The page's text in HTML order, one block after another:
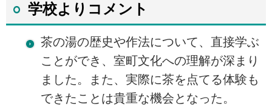
学校よりコメント
茶の湯の歴史や作法について、直接学ぶ
ことができ、室町文化への理解が深まり
ました。また、実際に茶を点てる体験も
できたことは貴重な機会となった。